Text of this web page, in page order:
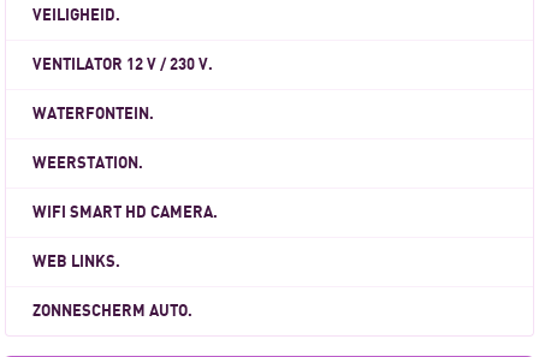
VEILIGHEID.
VENTILATOR 12 V / 230 V.
WATERFONTEIN.
WEERSTATION.
WIFI SMART HD CAMERA.
WEB LINKS.
ZONNESCHERM AUTO.